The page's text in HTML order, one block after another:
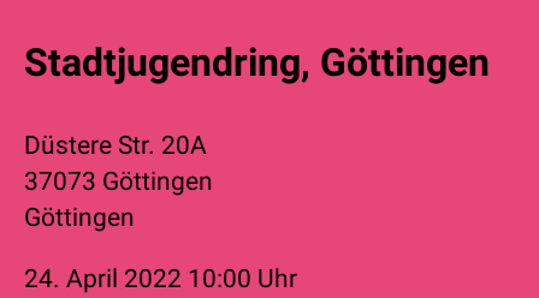
Stadtjugendring, Göttingen
Düstere Str. 20A
37073 Göttingen
Göttingen
24. April 2022 10:00 Uhr